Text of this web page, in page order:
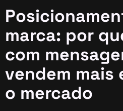
marca: por
com
vendem mais
o mercado